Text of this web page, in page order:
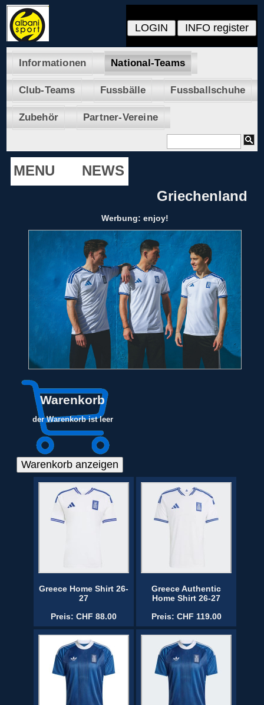
Informationen National-Teams
Club-Teams Fussbälle Fussballschuhe
Zubehör Partner-Vereine
MENU
NEWS
Griechenland
Werbung: enjoy!
Warenkorb
der Warenkorb ist leer
Greece Home Shirt 26-
27
Preis: CHF 88.00
Greece Authentic
Home Shirt 26-27
Preis: CHF 119.00